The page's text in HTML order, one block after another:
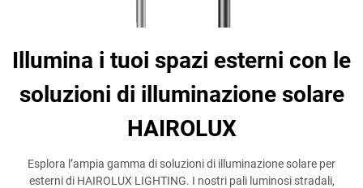
Illumina i tuoi spazi esterni con le
soluzioni di illuminazione solare
HAIROLUX
Esplora l’ampia gamma di soluzioni di illuminazione solare per
esterni di HAIROLUX LIGHTING. I nostri pali luminosi stradali,